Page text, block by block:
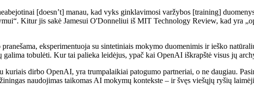
[doesn’t] manau, kad vyks ginklavimosi varžybos [training]
Kitur jis sakė Jamesui O'Donneliui iš MIT Technology Review, kad yra
eksperimentuoja su sintetiniais mokymo duomenimis ir ieško
tobulėti. Kur tai palieka leidėjus, ypač kai OpenAI iškrapštė visus jų
dirbo OpenAI, yra trumpalaikiai patogumo partneriai, o ne daugiau.
naudojimas taikomas AI mokymų kontekste – ir švęs viešųjų ryšių